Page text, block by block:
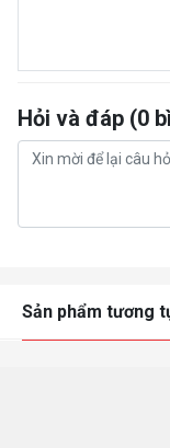
Hỏi và đáp (0
Sản phẩm tương